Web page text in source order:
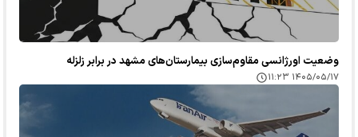
وضعیت اورژانسی مقاوم‌سازی بیمارستان‌های مشهد در برابر زلزله
۱۴۰۵/۰۵/۱۷ ۱۱:۲۳